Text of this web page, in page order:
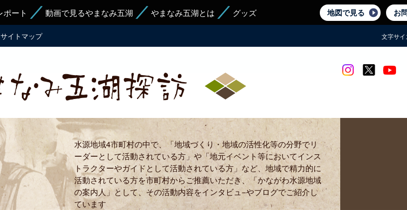
ート 動画で見るやまなみ五湖 やまなみ五湖とは グッズ 地図で見る お
サイトマップ 文字サイ
Instagram twitter
水源地域4市町村の中で、「地域づくり・地域の活性化等の分野でリ
ーダーとして活動されている方」や「地元イベント等においてインス
トラクターやガイドとして活動されている方」など、地域で精力的に
活動されている方を市町村からご推薦いただき、「かながわ水源地域
の案内人」として、その活動内容をインタビュ−やブログでご紹介し
ています